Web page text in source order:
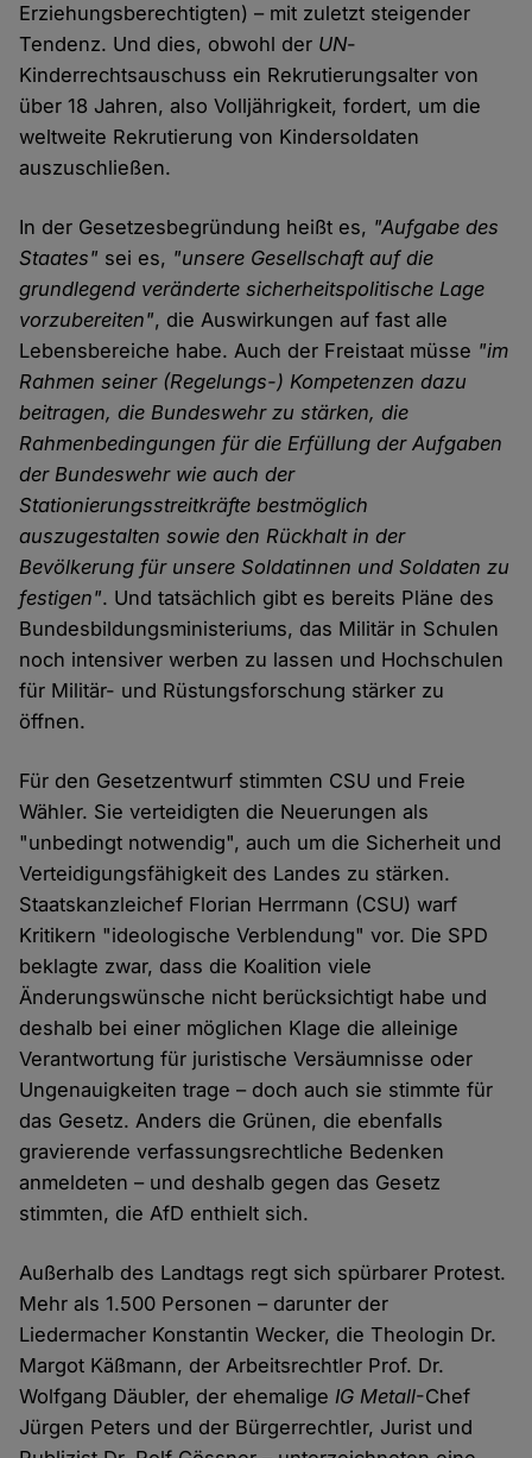
Erziehungsberechtigten) – mit zuletzt steigender
Tendenz. Und dies, obwohl der UN-
Kinderrechtsauschuss ein Rekrutierungsalter von
über 18 Jahren, also Volljährigkeit, fordert, um die
weltweite Rekrutierung von Kindersoldaten
auszuschließen.
In der Gesetzesbegründung heißt es, "Aufgabe des
Staates" sei es, "unsere Gesellschaft auf die
grundlegend veränderte sicherheitspolitische Lage
vorzubereiten", die Auswirkungen auf fast alle
Lebensbereiche habe. Auch der Freistaat müsse "im
Rahmen seiner (Regelungs-) Kompetenzen dazu
beitragen, die Bundeswehr zu stärken, die
Rahmenbedingungen für die Erfüllung der Aufgaben
der Bundeswehr wie auch der
Stationierungsstreitkräfte bestmöglich
auszugestalten sowie den Rückhalt in der
Bevölkerung für unsere Soldatinnen und Soldaten zu
festigen". Und tatsächlich gibt es bereits Pläne des
Bundesbildungsministeriums, das Militär in Schulen
noch intensiver werben zu lassen und Hochschulen
für Militär- und Rüstungsforschung stärker zu
öffnen.
Für den Gesetzentwurf stimmten CSU und Freie
Wähler. Sie verteidigten die Neuerungen als
"unbedingt notwendig", auch um die Sicherheit und
Verteidigungsfähigkeit des Landes zu stärken.
Staatskanzleichef Florian Herrmann (CSU) warf
Kritikern "ideologische Verblendung" vor. Die SPD
beklagte zwar, dass die Koalition viele
Änderungswünsche nicht berücksichtigt habe und
deshalb bei einer möglichen Klage die alleinige
Verantwortung für juristische Versäumnisse oder
Ungenauigkeiten trage – doch auch sie stimmte für
das Gesetz. Anders die Grünen, die ebenfalls
gravierende verfassungsrechtliche Bedenken
anmeldeten – und deshalb gegen das Gesetz
stimmten, die AfD enthielt sich.
Außerhalb des Landtags regt sich spürbarer Protest.
Mehr als 1.500 Personen – darunter der
Liedermacher Konstantin Wecker, die Theologin Dr.
Margot Käßmann, der Arbeitsrechtler Prof. Dr.
Wolfgang Däubler, der ehemaligeIG Metall-Chef
Jürgen Peters und der Bürgerrechtler, Jurist und